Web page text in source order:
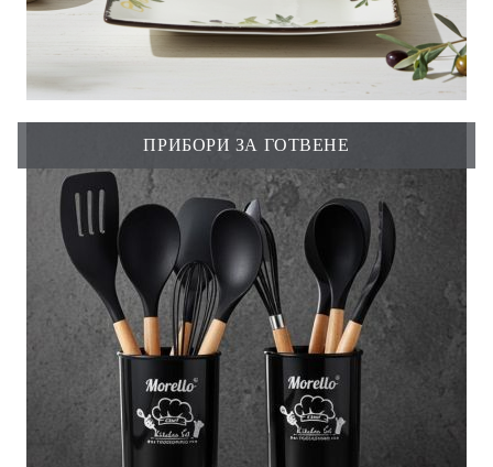
ПРИБОРИ ЗА ГОТВЕНЕ